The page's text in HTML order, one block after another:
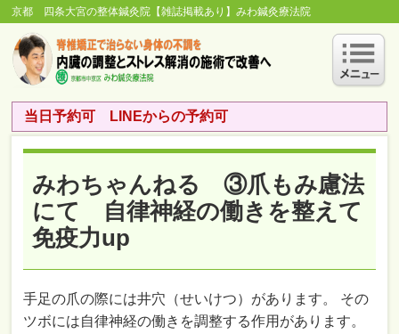
京都 四条大宮の整体鍼灸院【雑誌掲載あり】みわ鍼灸療法院
当日予約可 LINEからの予約可
みわちゃんねる ③爪もみ慮法
にて 自律神経の働きを整えて
免疫力up
手足の爪の際には井穴（せいけつ）があります。 その
ツボには自律神経の働きを調整する作用があります。